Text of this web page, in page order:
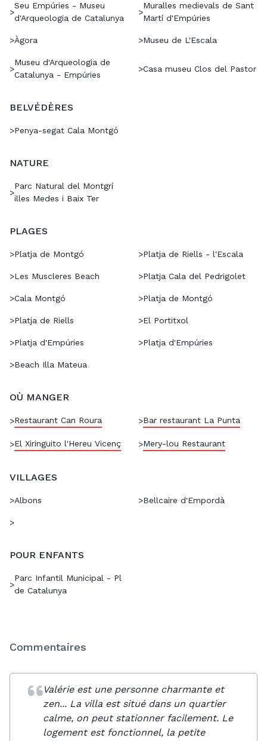
>
Seu Empúries - Museu
d'Arqueologia de Catalunya
>
Muralles medievals de Sant
Martí d'Empúries
>Àgora >Museu de L'Escala
>
Museu d'Arqueologia de
Catalunya - Empúries
>Casa museu Clos del Pastor
BELVÉDÈRES
>Penya-segat Cala Montgó
NATURE
>
Parc Natural del Montgrí
illes Medes i Baix Ter
PLAGES
>Platja de Montgó >Platja de Riells - l'Escala
>Les Muscleres Beach >Platja Cala del Pedrigolet
>Cala Montgó >Platja de Montgó
>Platja de Riells >El Portitxol
>Platja d'Empúries >Platja d'Empúries
>Beach Illa Mateua
OÙ MANGER
>Restaurant Can Roura >Bar restaurant La Punta
>El Xiringuito l'Hereu Vicenç >Mery-lou Restaurant
VILLAGES
>Albons >Bellcaire d'Empordà
>
POUR ENFANTS
>
Parc Infantil Municipal - Pl
de Catalunya
Commentaires
Valérie est une personne charmante et
zen... La villa est situé dans un quartier
calme, on peut stationner facilement. Le
logement est fonctionnel, la petite